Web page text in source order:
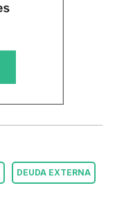
DEUDA EXTERNA